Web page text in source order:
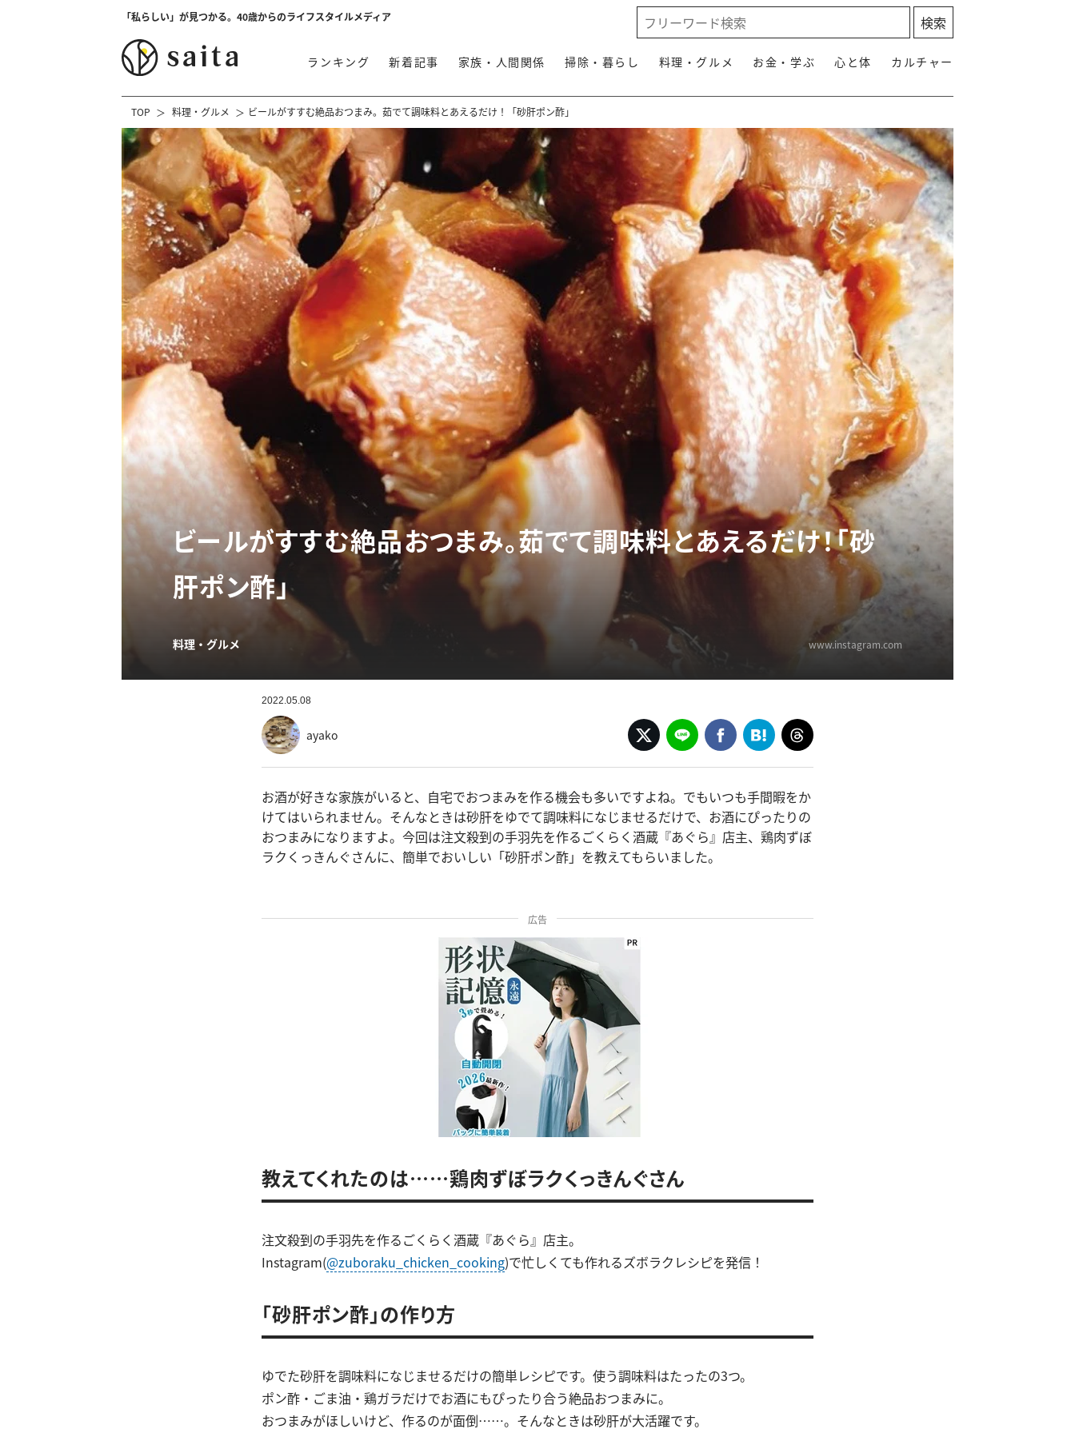
「私らしい」が見つかる。40歳からのライフスタイルメディア
ランキング 新着記事 家族・人間関係 掃除・暮らし 料理・グルメ お金・学ぶ 心と体 カルチャー
TOP 料理・グルメ ビールがすすむ絶品おつまみ。茹でて調味料とあえるだけ！「砂肝ポン酢」
ビールがすすむ絶品おつまみ。茹でて調味料とあえるだけ！「砂
肝ポン酢」
料理・グルメ www.instagram.com
2022.05.08
ayako
お酒が好きな家族がいると、自宅でおつまみを作る機会も多いですよね。でもいつも手間暇をか
けてはいられません。そんなときは砂肝をゆでて調味料になじませるだけで、お酒にぴったりの
おつまみになりますよ。今回は注文殺到の手羽先を作るごくらく酒蔵『あぐら』店主、鶏肉ずぼ
ラクくっきんぐさんに、簡単でおいしい「砂肝ポン酢」を教えてもらいました。
広告
教えてくれたのは……鶏肉ずぼラクくっきんぐさん
注文殺到の手羽先を作るごくらく酒蔵『あぐら』店主。
Instagram(@zuboraku_chicken_cooking)で忙しくても作れるズボラクレシピを発信！
「砂肝ポン酢」の作り方
ゆでた砂肝を調味料になじませるだけの簡単レシピです。使う調味料はたったの3つ。
ポン酢・ごま油・鶏ガラだけでお酒にもぴったり合う絶品おつまみに。
おつまみがほしいけど、作るのが面倒……。そんなときは砂肝が大活躍です。